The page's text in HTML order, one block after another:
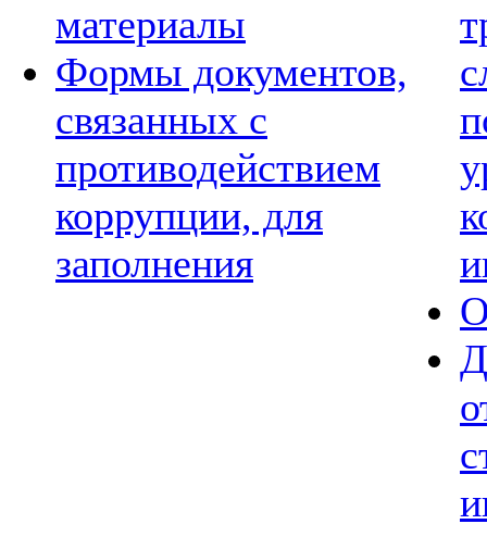
материалы
Формы документов,
связанных с
противодействием
коррупции, для
заполнения